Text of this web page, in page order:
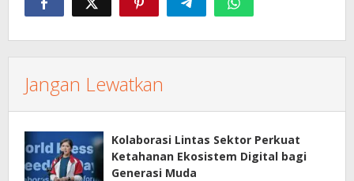
Jangan Lewatkan
Kolaborasi Lintas Sektor Perkuat
Ketahanan Ekosistem Digital bagi
Generasi Muda